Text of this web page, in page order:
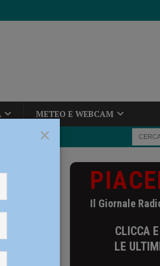
METEO E WEBCAM
–
Il Giornale
CLICCA
LE
×